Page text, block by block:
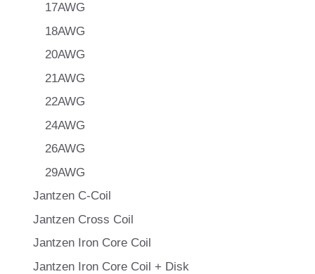
17AWG
18AWG
20AWG
21AWG
22AWG
24AWG
26AWG
29AWG
Jantzen C-Coil
Jantzen Cross Coil
Jantzen Iron Core Coil
Jantzen Iron Core Coil + Disk